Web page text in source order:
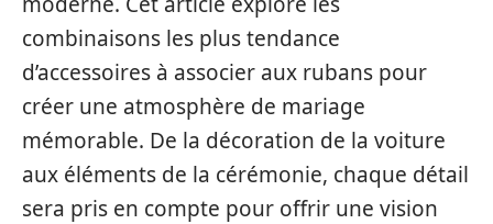
combinaisons les plus tendance
d’accessoires à associer aux rubans pour
créer une atmosphère de mariage
mémorable. De la décoration de la voiture
aux éléments de la cérémonie, chaque détail
sera pris en compte pour offrir une vision